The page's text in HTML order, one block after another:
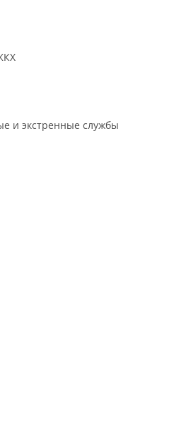
и экстренные службы